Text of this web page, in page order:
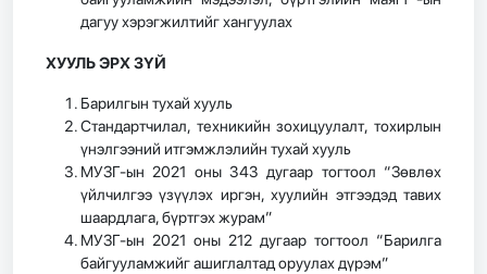
дагуу хэрэгжилтийг хангуулах
ХУУЛЬ ЭРХ ЗҮЙ
Барилгын тухай хууль
Стандартчилал, техникийн зохицуулалт, тохирлын
үнэлгээний итгэмжлэлийн тухай хууль
МУЗГ-ын 2021 оны 343 дугаар тогтоол “Зөвлөх
үйлчилгээ үзүүлэх иргэн, хуулийн этгээдэд тавих
шаардлага, бүртгэх журам”
МУЗГ-ын 2021 оны 212 дугаар тогтоол “Барилга
байгууламжийг ашиглалтад оруулах дүрэм”